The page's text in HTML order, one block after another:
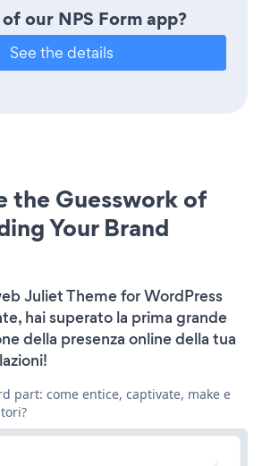
our NPS Form app?
See the details
the Guesswork of
Your Brand
Juliet Theme for WordPress
hai superato la prima grande
della presenza online della tua
part: come entice, captivate, make e